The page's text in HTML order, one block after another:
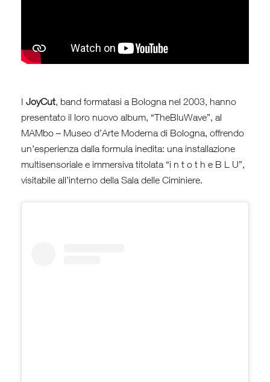
I JoyCut, band formatasi a Bologna nel 2003, hanno
presentato il loro nuovo album, “TheBluWave”, al
MAMbo – Museo d’Arte Moderna di Bologna, offrendo
un’esperienza dalla formula inedita: una installazione
multisensoriale e immersiva titolata “i n t o t h e B L U”,
visitabile all’interno della Sala delle Ciminiere.